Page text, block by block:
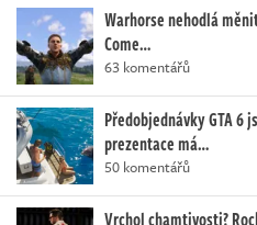
Warhorse nehodlá
Come…
63 komentářů
Předobjednávky GTA 6
prezentace má…
50 komentářů
Vrchol chamtivosti?